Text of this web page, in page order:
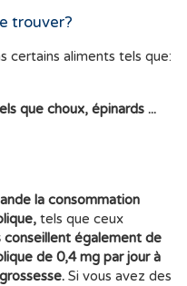
trouver?
aliments tels que:
que choux, épinards ...
la consommation
tels que ceux
conseillent également de
de 0,4 mg par jour à
Si vous avez des